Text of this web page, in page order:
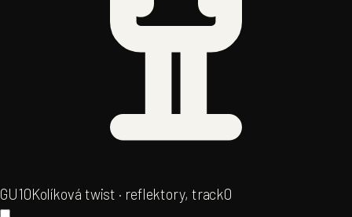
GU10Kolíková twist · reflektory, track0